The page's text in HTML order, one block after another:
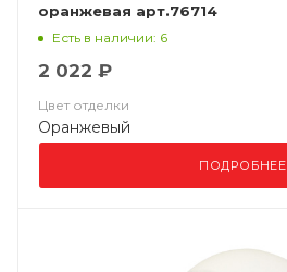
оранжевая арт.76714
Есть в наличии: 6
2 022 ₽
Цвет отделки
Оранжевый
ПОДРОБНЕЕ